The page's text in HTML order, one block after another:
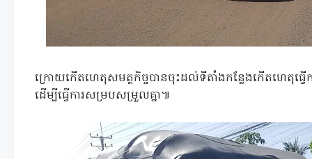
ក្រោយកើតហេតុសមត្ថកិច្ចបានចុះដល់ទីតាំងកន្លែងកើតហេតុធ្វ
ដើម្បីធ្វើការសម្របសម្រួលគ្នា៕